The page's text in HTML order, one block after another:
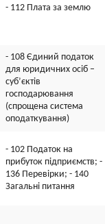
- 112 Плата за землю
- 108 Єдиний податок
для юридичних осіб –
суб’єктів
господарювання
(спрощена система
оподаткування)
- 102 Податок на
прибуток підприємств; -
136 Перевірки; - 140
Загальні питання